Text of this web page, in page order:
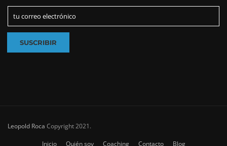
Leopold Roca Copyright 2021.
Inicio Quién soy Coaching Contacto Blog